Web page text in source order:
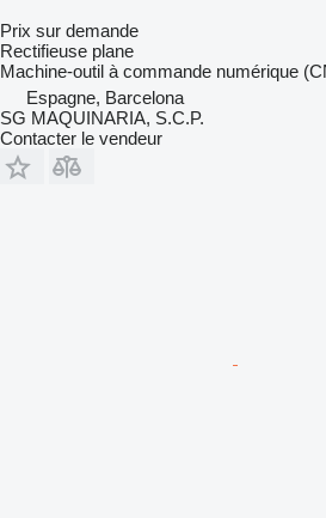
Prix sur demande
Rectifieuse plane
Machine-outil à commande numérique
Espagne, Barcelona
SG MAQUINARIA, S.C.P.
Contacter le vendeur